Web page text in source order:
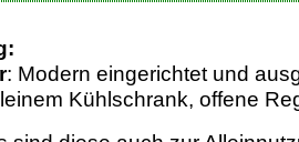
: Modern eingerichtet und
Kühlschrank, offene